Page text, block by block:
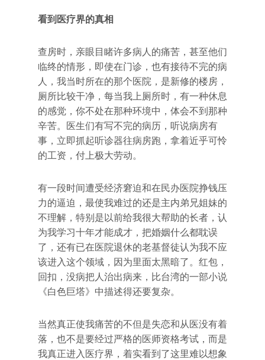
看到医疗界的真相
查房时，亲眼目睹许多病人的痛苦，甚至他们
临终的情形，即使在门诊，也有接待不完的病
人，我当时所在的那个医院，是新修的楼房，
厕所比较干净，每当我上厕所时，有一种休息
的感觉，你不处在那种环境中，体会不到那种
辛苦。医生们有写不完的病历，听说病房有
事，立即抓起听诊器往病房跑，拿着近乎可怜
的工资，付上极大劳动。
有一段时间遭受经济窘迫和在民办医院挣钱压
力的逼迫，最使我难过的还是主内弟兄姐妹的
不理解，特别是以前给我很大帮助的长者，认
为我学习十年才能成才，把婚姻什么都耽误
了，还有已在医院退休的老基督徒认为我不应
该进入这个领域，因为里面太黑暗了。红包，
回扣，没病把人治出病来，比台湾的一部小说
《白色巨塔》中描述得还要复杂。
当然真正使我痛苦的不但是失恋和从医没有着
落，也不是要经过严格的医师资格考试，而是
我真正进入医疗界，着实看到了这里难以想象